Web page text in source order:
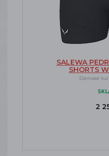
SALEWA
SHORTS
Dámské
2